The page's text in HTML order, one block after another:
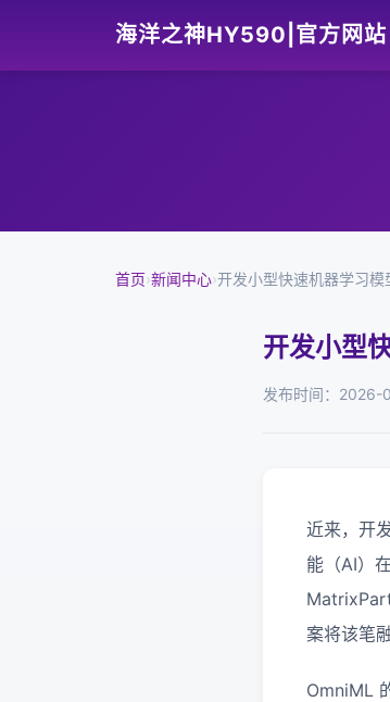
海洋之神HY590|官方网站
首页›新闻中心›开发小型快速机器学习
开发小型
发布时间：2026-
近来，开
能（AI）
案将该笔
OmniML